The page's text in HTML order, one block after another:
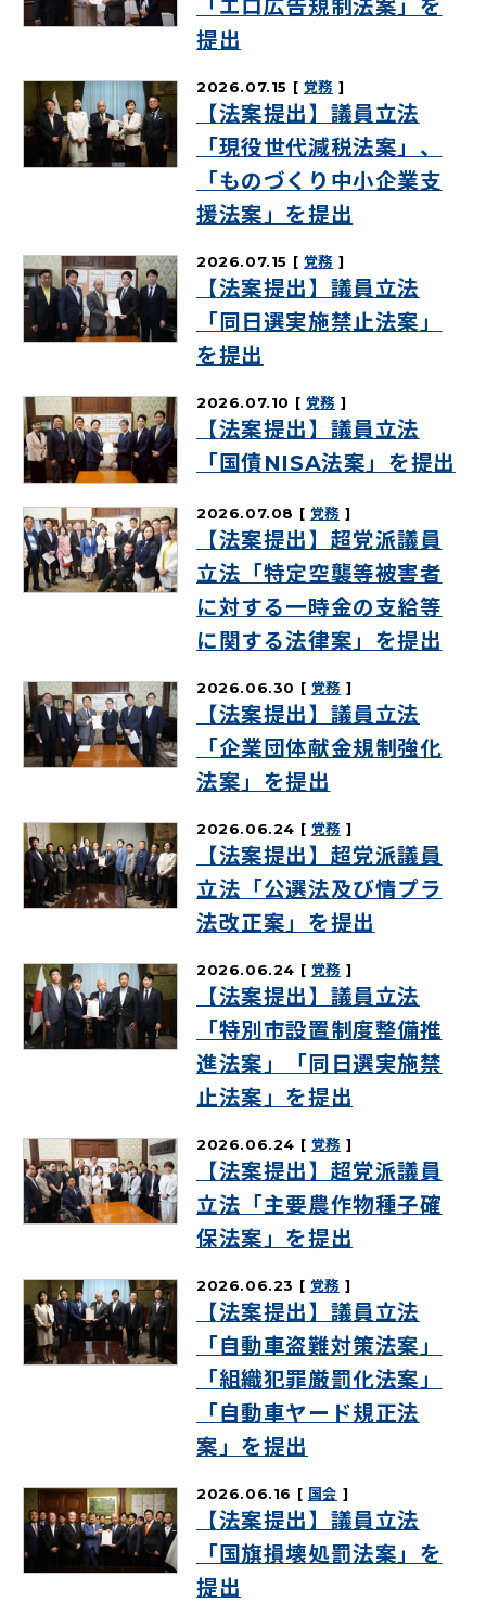
「エロ広告規制法案」を
提出
2026.07.15 党務
【法案提出】議員立法
「現役世代減税法案」、
「ものづくり中小企業支
援法案」を提出
2026.07.15 党務
【法案提出】議員立法
「同日選実施禁止法案」
を提出
2026.07.10 党務
【法案提出】議員立法
「国債NISA法案」を提出
2026.07.08 党務
【法案提出】超党派議員
立法「特定空襲等被害者
に対する一時金の支給等
に関する法律案」を提出
2026.06.30 党務
【法案提出】議員立法
「企業団体献金規制強化
法案」を提出
2026.06.24 党務
【法案提出】超党派議員
立法「公選法及び情プラ
法改正案」を提出
2026.06.24 党務
【法案提出】議員立法
「特別市設置制度整備推
進法案」「同日選実施禁
止法案」を提出
2026.06.24 党務
【法案提出】超党派議員
立法「主要農作物種子確
保法案」を提出
2026.06.23 党務
【法案提出】議員立法
「自動車盗難対策法案」
「組織犯罪厳罰化法案」
「自動車ヤード規正法
案」を提出
2026.06.16 国会
【法案提出】議員立法
「国旗損壊処罰法案」を
提出